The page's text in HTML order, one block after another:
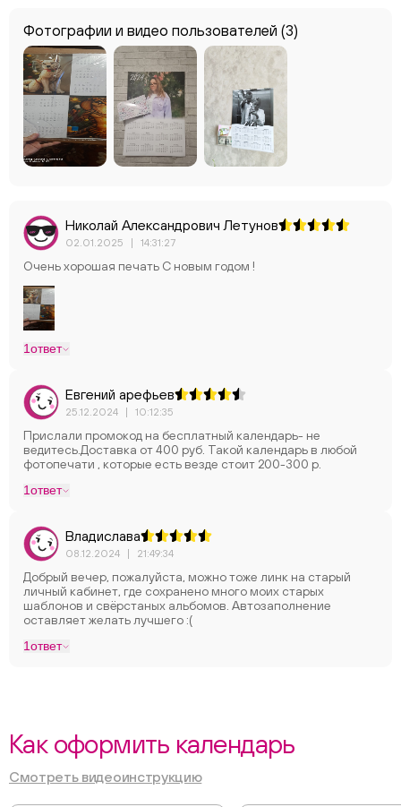
Фотографии и видео пользователей (3)
Николай Александрович Летунов
02.01.2025 | 14:31:27
Очень хорошая печать С новым годом !
1ответ
Евгений арефьев
25.12.2024 | 10:12:35
Прислали промокод на бесплатный календарь- не
ведитесь.Доставка от 400 руб. Такой календарь в любой
фотопечати , которые есть везде стоит 200-300 р.
1ответ
Владислава
08.12.2024 | 21:49:34
Добрый вечер, пожалуйста, можно тоже линк на старый
личный кабинет, где сохранено много моих старых
шаблонов и свёрстаных альбомов. Автозаполнение
оставляет желать лучшего :(
1ответ
Как оформить календарь
Смотреть видеоинструкцию